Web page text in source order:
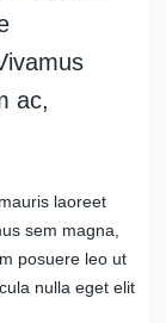
ac,
laoreet
sem magna,
posuere leo ut
nulla eget elit